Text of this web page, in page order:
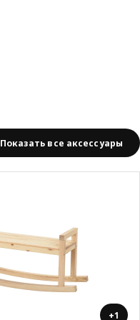
Показать все аксессуары
+1